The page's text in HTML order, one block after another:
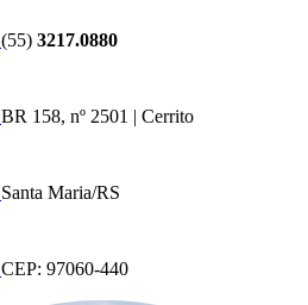
(55) 3217.0880
BR 158, nº 2501 | Cerrito
Santa Maria/RS
CEP: 97060-440